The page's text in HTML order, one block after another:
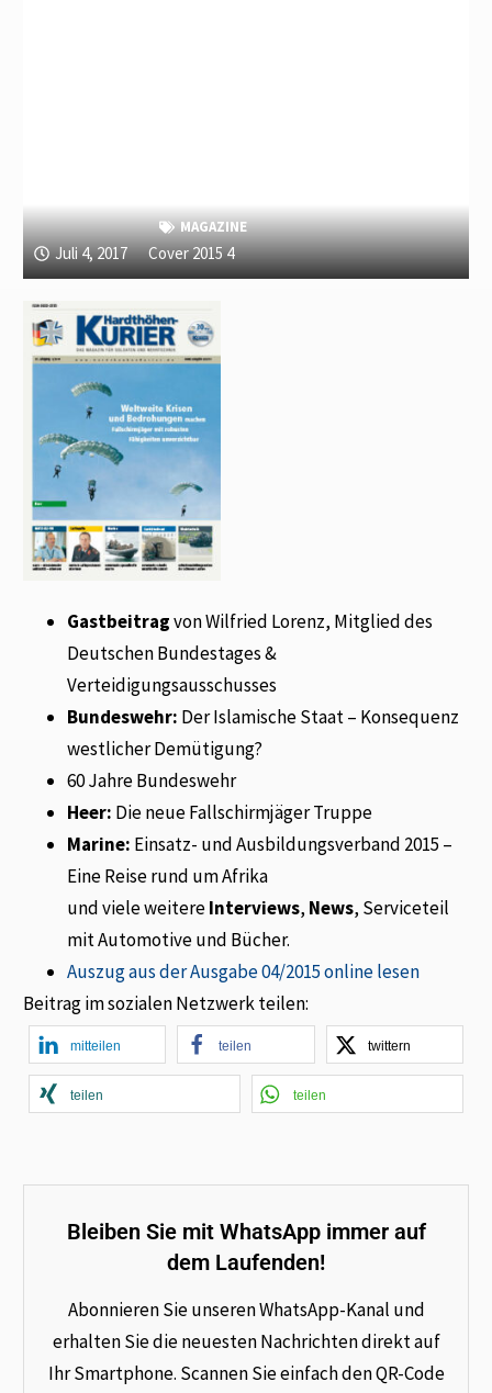
MAGAZINE
Juli 4, 2017 Cover 2015 4
Gastbeitragvon Wilfried Lorenz, Mitglied des
Deutschen Bundestages &
Verteidigungsausschusses
Bundeswehr: Der Islamische Staat – Konsequenz
westlicher Demütigung?
60 Jahre Bundeswehr
Heer: Die neue Fallschirmjäger Truppe
Marine: Einsatz- und Ausbildungsverband 2015 –
Eine Reise rund um Afrika
und viele weitereInterviews, News, Serviceteil
mit Automotive und Bücher.
Auszug aus der Ausgabe 04/2015 online lesen
Beitrag im sozialen Netzwerk teilen:
mitteilen teilen twittern
teilen teilen
Bleiben Sie mit WhatsApp immer auf
dem Laufenden!
Abonnieren Sie unseren WhatsApp-Kanal und
erhalten Sie die neuesten Nachrichten direkt auf
Ihr Smartphone. Scannen Sie einfach den QR-Code